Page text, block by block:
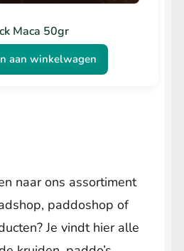
Maca 50gr
aan winkelwagen
naar ons assortiment
paddoshop of
Je vindt hier alle